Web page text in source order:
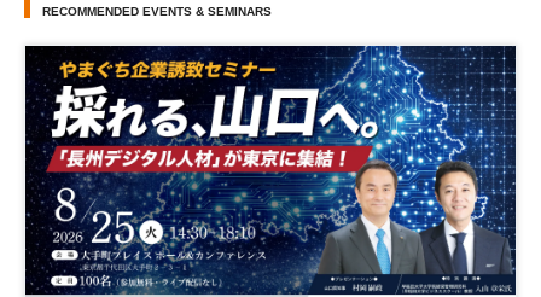
RECOMMENDED EVENTS & SEMINARS